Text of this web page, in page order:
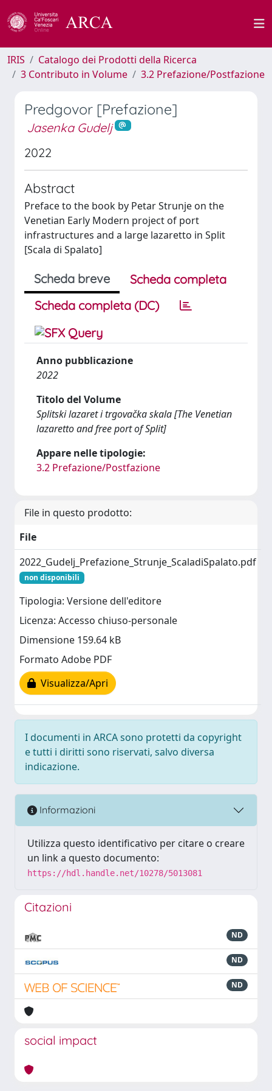
IRIS
Catalogo dei Prodotti della Ricerca
3 Contributo in Volume
3.2 Prefazione/Postfazione
Predgovor [Prefazione]
Jasenka Gudelj
2022
Abstract
Preface to the book by Petar Strunje on the
Venetian Early Modern project of port
infrastructures and a large lazaretto in Split
[Scala di Spalato]
Scheda breve
Scheda completa
Scheda completa (DC)
Anno pubblicazione
2022
Titolo del Volume
Splitski lazaret i trgovačka skala [The Venetian
lazaretto and free port of Split]
Appare nelle tipologie:
3.2 Prefazione/Postfazione
File in questo prodotto:
File
2022_Gudelj_Prefazione_Strunje_ScaladiSpalato.pdf
non disponibili
Tipologia: Versione dell'editore
Licenza: Accesso chiuso-personale
Dimensione 159.64 kB
Formato Adobe PDF
Visualizza/Apri
I documenti in ARCA sono protetti da copyright
e tutti i diritti sono riservati, salvo diversa
indicazione.
Informazioni
Utilizza questo identificativo per citare o creare
un link a questo documento:
https://hdl.handle.net/10278/5013081
Citazioni
ND
ND
ND
social impact